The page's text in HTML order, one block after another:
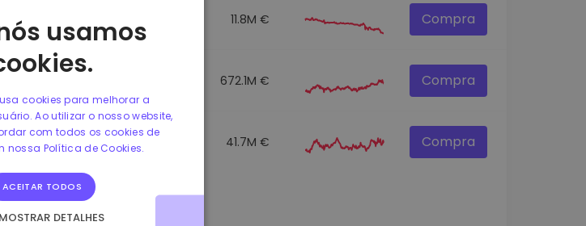
11.8M € Compra
672.1M € Compra
0.00% 3.4B € 41.7M € Compra
usamos
cookies para melhorar a
Ao utilizar o nosso website,
com todos os cookies de
nossa Política de Cookies.
ACEITAR TODOS
MOSTRAR DETALHES